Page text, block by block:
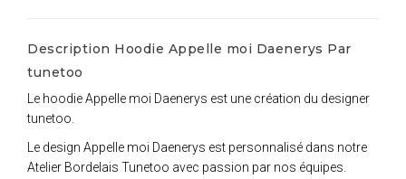
Description Hoodie Appelle moi Daenerys Par
tunetoo
Le hoodie Appelle moi Daenerys est une création du designer
tunetoo.
Le design Appelle moi Daenerys est personnalisé dans notre
Atelier Bordelais Tunetoo avec passion par nos équipes.